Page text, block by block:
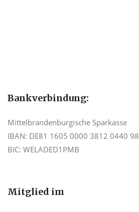
Bankverbindung:
Mittelbrandenburgische Sparkasse
IBAN: DE81 1605 0000 3812 0440 98
BIC: WELADED1PMB
Mitglied im